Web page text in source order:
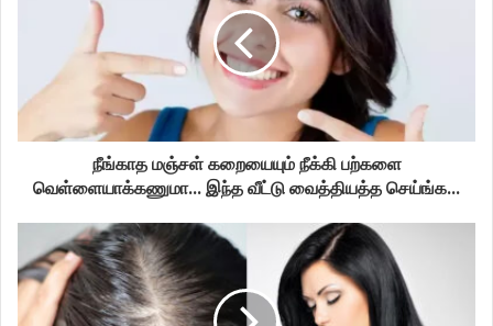
நீங்காத மஞ்சள் கறையையும் நீக்கி பற்களை
வெள்ளையாக்கணுமா... இந்த வீட்டு வைத்தியத்த செய்ங்க...